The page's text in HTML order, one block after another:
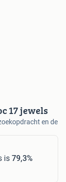
17 jewels
en de
is 79,3%